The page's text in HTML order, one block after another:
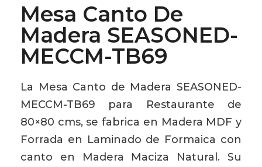
Mesa Canto De
Madera SEASONED-
MECCM-TB69
La Mesa Canto de Madera SEASONED-
MECCM-TB69 para Restaurante de
80×80 cms, se fabrica en Madera MDF y
Forrada en Laminado de Formaica con
canto en Madera Maciza Natural. Su